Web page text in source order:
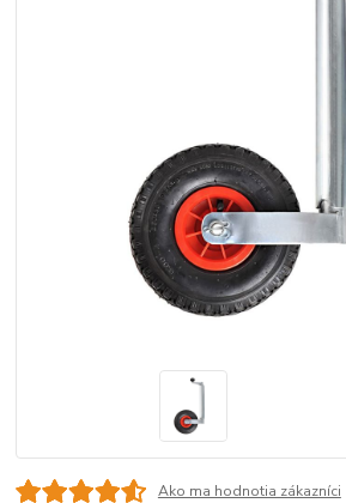
Ako ma hodnotia zákazníci